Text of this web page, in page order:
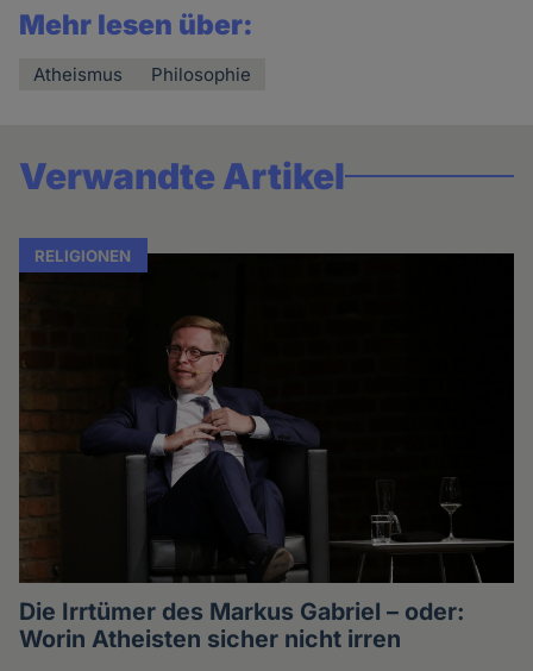
Mehr lesen über:
Atheismus Philosophie
Verwandte Artikel
RELIGIONEN
Die Irrtümer des Markus Gabriel – oder:
Worin Atheisten sicher nicht irren